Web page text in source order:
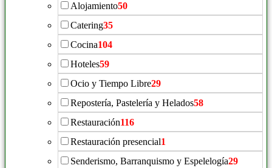
Alojamiento50
Catering35
Cocina104
Hoteles59
Ocio y Tiempo Libre29
Repostería, Pastelería y Helados58
Restauración116
Restauración presencial1
Senderismo, Barranquismo y Espelelogía29